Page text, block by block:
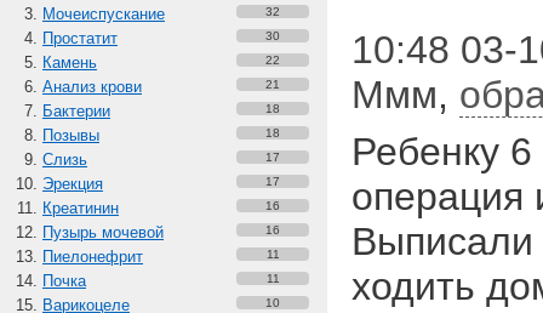
Мочеиспускание 32
Простатит 30
Камень 22
Анализ крови 21
Бактерии 18
Позывы 18
Слизь 17
Эрекция 17
Креатинин 16
Пузырь мочевой 16
Пиелонефрит 11
Почка 11
Варикоцеле 10
10:48 03-
Ммм,
Ребенку
операция
Выписали
ходить